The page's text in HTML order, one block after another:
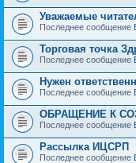
Уважаемые
Последнее сообщение
Торговая точка
Последнее сообщение
Нужен
Последнее сообщение
ОБРАЩЕНИЕ К
Последнее сообщение
Рассылка ИЦСРП
Последнее сообщение